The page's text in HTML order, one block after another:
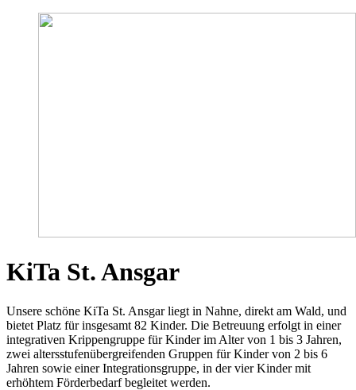
KiTa St. Ansgar
Unsere schöne KiTa St. Ansgar liegt in Nahne, direkt am Wald, und
bietet Platz für insgesamt 82 Kinder. Die Betreuung erfolgt in einer
integrativen Krippengruppe für Kinder im Alter von 1 bis 3 Jahren,
zwei altersstufenübergreifenden Gruppen für Kinder von 2 bis 6
Jahren sowie einer Integrationsgruppe, in der vier Kinder mit
erhöhtem Förderbedarf begleitet werden.